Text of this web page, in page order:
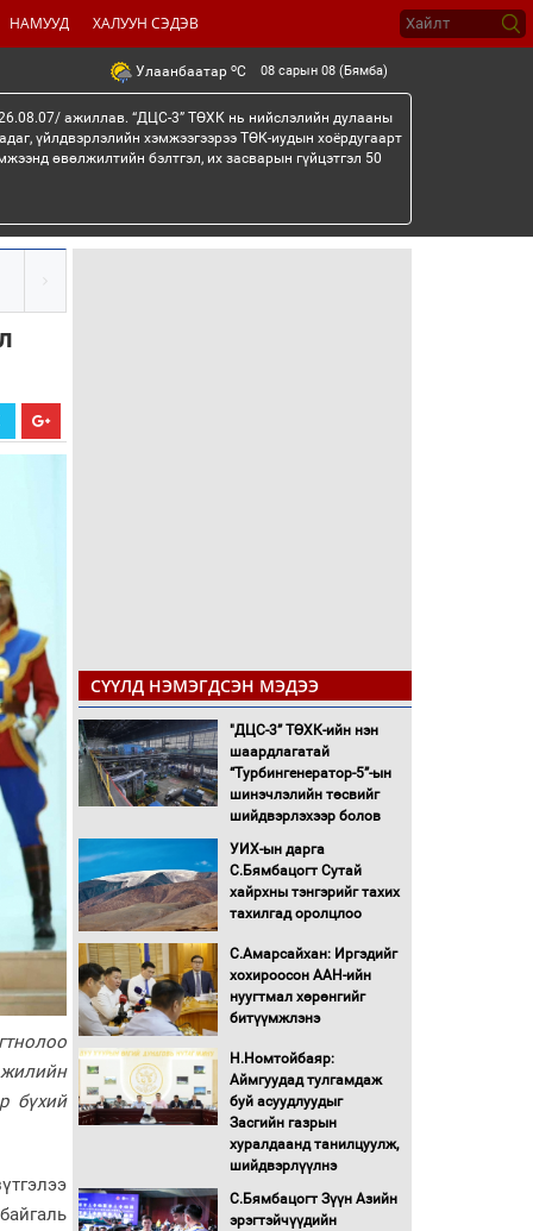
НАМУУД ХАЛУУН СЭДЭВ
Улаанбаатар oC 08 сарын 08 (Бямба)
ажиллав. “ДЦС-3” ТӨХК нь нийслэлийн дулааны
үйлдвэрлэлийн хэмжээгээрээ ТӨК-иудын хоёрдугаарт
өвөлжилтийн бэлтгэл, их засварын гүйцэтгэл 50
бүхий
СҮҮЛД НЭМЭГДСЭН МЭДЭЭ
"ДЦС-3” ТӨХК-ийн нэн
шаардлагатай
“Турбингенератор-5”-ын
шинэчлэлийн төсвийг
шийдвэрлэхээр болов
УИХ-ын дарга
С.Бямбацогт Сутай
хайрхны тэнгэрийг тахих
тахилгад оролцлоо
С.Амарсайхан: Иргэдийг
хохироосон ААН-ийн
нуугтмал хөрөнгийг
битүүмжлэнэ
Н.Номтойбаяр:
Аймгуудад тулгамдаж
буй асуудлуудыг
Засгийн газрын
хуралдаанд танилцуулж,
шийдвэрлүүлнэ
С.Бямбацогт Зүүн Азийн
эрэгтэйчүүдийн